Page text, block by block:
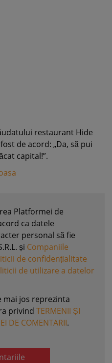
restaurant Hide
de acord: „Da, să pui
capital!”.
Platformei de
ca datele
personal să fie
și Companiile
de confidențialitate
de utilizare a datelor
mai jos reprezinta
privind TERMENII ȘI
DE COMENTARII.